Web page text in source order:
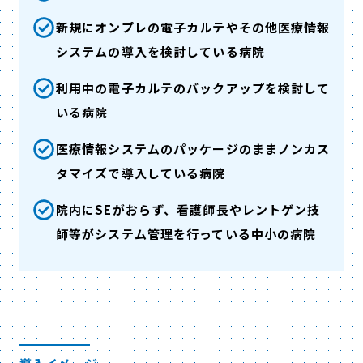
新規にオンプレの電子カルテやその他医療情報
システムの導入を検討している病院
利用中の電子カルテのバックアップを検討して
いる病院
医療情報システムのパッケージのままノンカス
タマイズで導入している病院
院内にSEがおらず、看護師長やレントゲン技
師等がシステム管理を行っている中小の病院